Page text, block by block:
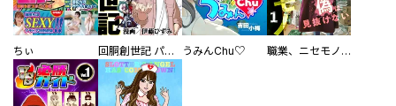
ちぃ 回胴創世記 パチスロを創った男達 うみんChu♡ 職業、ニセモノ～あなたに偽は見抜けない【電子単行本版】